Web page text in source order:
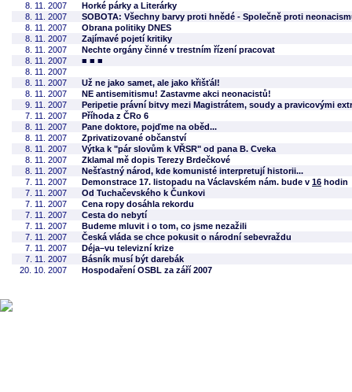
8. 11. 2007
Horké párky a Literárky
8. 11. 2007
SOBOTA: Všechny barvy proti hnědé - Společně proti
8. 11. 2007
Obrana politiky DNES
8. 11. 2007
Zajímavé pojetí kritiky
8. 11. 2007
Nechte orgány činné v trestním řízení pracovat
8. 11. 2007
■ ■ ■
8. 11. 2007
8. 11. 2007
Už ne jako samet, ale jako křišťál!
8. 11. 2007
NE antisemitismu! Zastavme akci neonacistů!
9. 11. 2007
Peripetie právní bitvy mezi Magistrátem, soudy a pravicovými
7. 11. 2007
Příhoda z ČRo 6
8. 11. 2007
Pane doktore, pojďme na oběd...
8. 11. 2007
Zprivatizované občanství
8. 11. 2007
Výtka k "pár slovům k VŘSR" od pana B. Cveka
8. 11. 2007
Zklamal mě dopis Terezy Brdečkové
8. 11. 2007
Nešťastný národ, kde komunisté interpretují historii...
7. 11. 2007
Demonstrace 17. listopadu na Václavském nám. bude v 16 hodin
7. 11. 2007
Od Tuchačevského k Čunkovi
7. 11. 2007
Cena ropy dosáhla rekordu
7. 11. 2007
Cesta do nebytí
7. 11. 2007
Budeme mluvit i o tom, co jsme nezažili
7. 11. 2007
Česká vláda se chce pokusit o národní sebevraždu
7. 11. 2007
Déja–vu televizní krize
7. 11. 2007
Básník musí být darebák
20. 10. 2007
Hospodaření OSBL za září 2007